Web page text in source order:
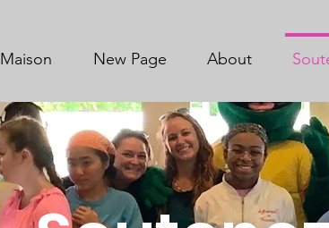
Maison New Page About